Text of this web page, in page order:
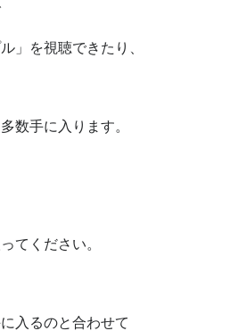
」を視聴できたり、
数手に入ります。
てください。
入るのと合わせて